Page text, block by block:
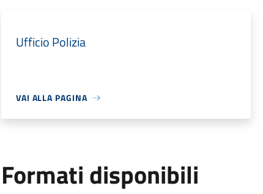
Ufficio Polizia
VAI ALLA PAGINA
Formati disponibili